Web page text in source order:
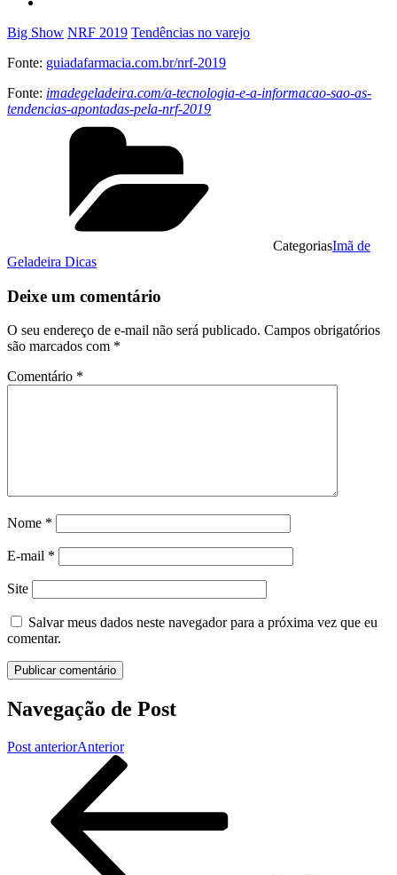
Big Show NRF 2019 Tendências no varejo
Fonte: guiadafarmacia.com.br/nrf-2019
Fonte: imadegeladeira.com/a-tecnologia-e-a-informacao-sao-as-
tendencias-apontadas-pela-nrf-2019
CategoriasImã de
Geladeira Dicas
Deixe um comentário
O seu endereço de e-mail não será publicado. Campos obrigatórios
são marcados com *
Comentário *
Nome *
E-mail *
Site
Salvar meus dados neste navegador para a próxima vez que eu
comentar.
Navegação de Post
Post anteriorAnterior